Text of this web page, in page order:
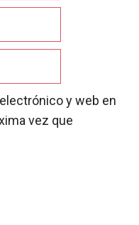
y web en
vez que